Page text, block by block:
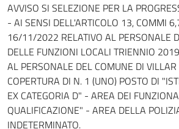
AVVISO SI SELEZIONE PER LA
- AI SENSI DELL'ARTICOLO 13, COMMI
16/11/2022 RELATIVO AL PERSONALE
DELLE FUNZIONI LOCALI TRIENNIO
AL PERSONALE DEL COMUNE DI
COPERTURA DI N. 1 (UNO) POSTO DI
EX CATEGORIA D" - AREA DEI
QUALIFICAZIONE" - AREA DELLA
INDETERMINATO.